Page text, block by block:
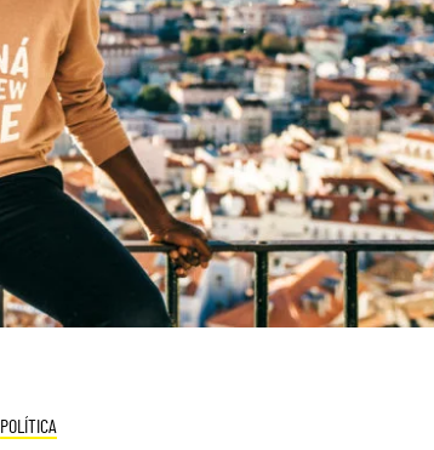
POLÍTICA